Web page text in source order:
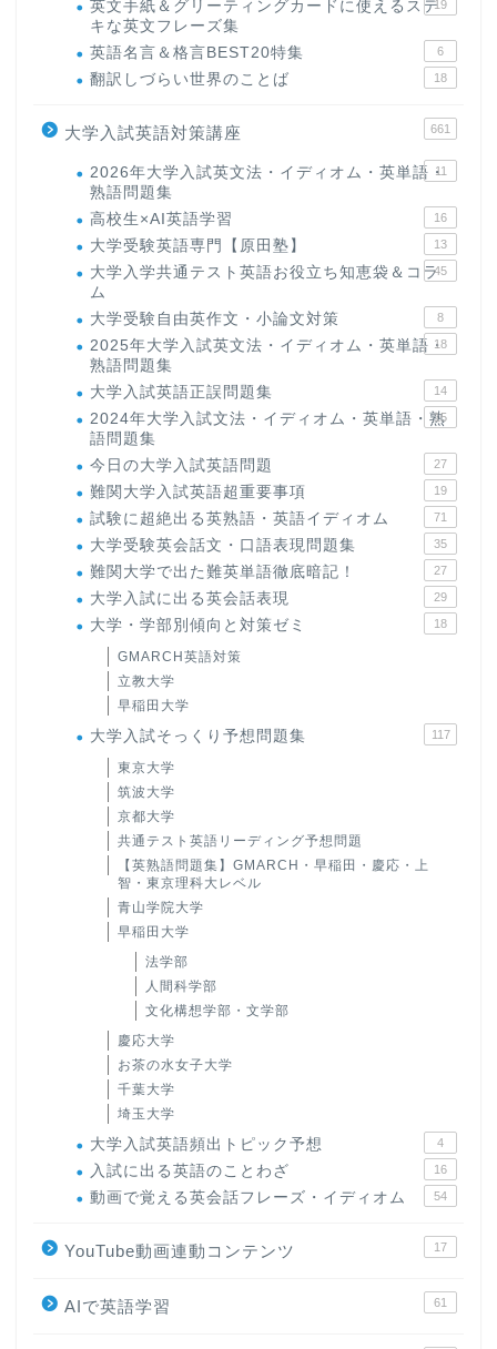
英文手紙＆グリーティングカードに使えるステ
キな英文フレーズ集
19
英語名言＆格言BEST20特集 6
翻訳しづらい世界のことば 18
大学入試英語対策講座 661
2026年大学入試英文法・イディオム・英単語・
熟語問題集
11
高校生×AI英語学習 16
大学受験英語専門【原田塾】 13
大学入学共通テスト英語お役立ち知恵袋＆コラ
ム
45
大学受験自由英作文・小論文対策 8
2025年大学入試英文法・イディオム・英単語・
熟語問題集
18
大学入試英語正誤問題集 14
2024年大学入試文法・イディオム・英単語・熟
語問題集
15
今日の大学入試英語問題 27
難関大学入試英語超重要事項 19
試験に超絶出る英熟語・英語イディオム 71
大学受験英会話文・口語表現問題集 35
難関大学で出た難英単語徹底暗記！ 27
大学入試に出る英会話表現 29
大学・学部別傾向と対策ゼミ 18
GMARCH英語対策
立教大学
早稲田大学
大学入試そっくり予想問題集 117
東京大学
筑波大学
京都大学
共通テスト英語リーディング予想問題
【英熟語問題集】GMARCH・早稲田・慶応・上
智・東京理科大レベル
青山学院大学
早稲田大学
法学部
人間科学部
文化構想学部・文学部
慶応大学
お茶の水女子大学
千葉大学
埼玉大学
大学入試英語頻出トピック予想 4
入試に出る英語のことわざ 16
動画で覚える英会話フレーズ・イディオム 54
YouTube動画連動コンテンツ 17
AIで英語学習 61